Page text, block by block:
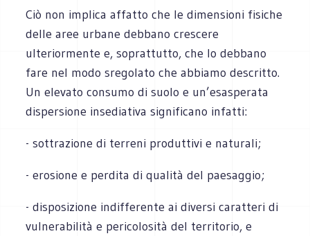
Ciò non implica affatto che le dimensioni fisiche
delle aree urbane debbano crescere
ulteriormente e, soprattutto, che lo debbano
fare nel modo sregolato che abbiamo descritto.
Un elevato consumo di suolo e un’esasperata
dispersione insediativa significano infatti:
- sottrazione di terreni produttivi e naturali;
- erosione e perdita di qualità del paesaggio;
- disposizione indifferente ai diversi caratteri di
vulnerabilità e pericolosità del territorio, e